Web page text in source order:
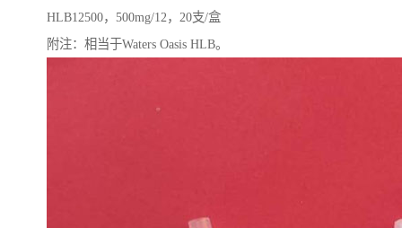
HLB12500，500mg/12，20支/盒
附注：相当于Waters Oasis HLB。